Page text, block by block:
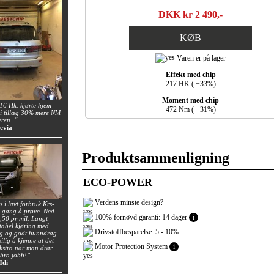
Hk. kjørte hjem
tillæg 30% mere NM
“
i lavt forbruk Krs-
gang å prøve. Ned
pr mil. Langt
kjøring med
og godt bunndrag.
å kjenne at det
når man drar
jobb!“
DKK kr 2 490,-
KØB
Varen er på lager
Effekt med chip
217 HK ( +33%)
Moment med chip
472 Nm ( +31%)
Produktsammenligning
ECO-POWER
Verdens minste design?
100% fornøyd garanti: 14 dager
i
Drivstoffbesparelse: 5 - 10%
Motor Protection System
i